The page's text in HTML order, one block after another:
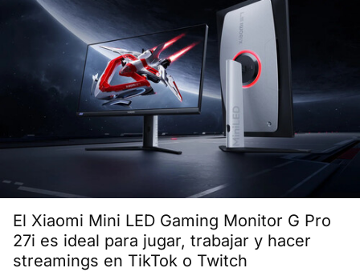
El Xiaomi Mini LED Gaming Monitor G Pro
27i es ideal para jugar, trabajar y hacer
streamings en TikTok o Twitch